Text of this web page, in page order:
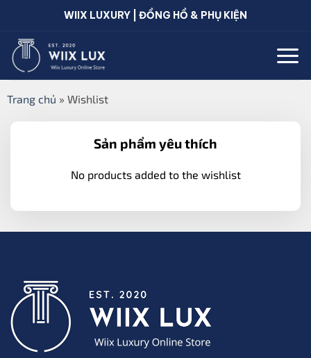
dung
WIIX LUXURY | ĐỒNG HỒ & PHỤ KIỆN
Trang chủ » Wishlist
Sản phẩm yêu thích
No products added to the wishlist